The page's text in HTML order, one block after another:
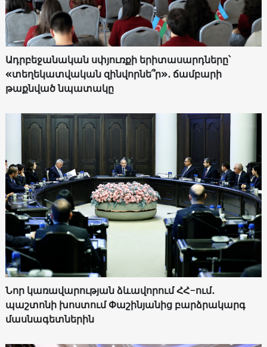
Ադրբեջանական սփյուռքի երիտասարդները՝
«տեղեկատվական զինվորնե՞ր»․ ճամբարի
թաքնված նպատակը
Նոր կառավարության ձևավորում ՀՀ-ում․
պաշտոնի խոստում Փաշինյանից բարձրակարգ
մասնագետներին